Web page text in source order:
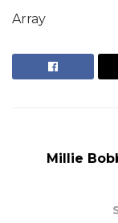
Array
Millie